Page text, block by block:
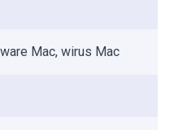
Mac, wirus Mac